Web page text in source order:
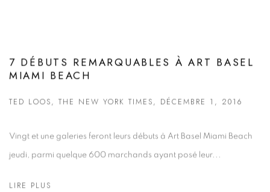
7 DÉBUTS REMARQUABLES À ART BASEL
MIAMI BEACH
TED LOOS, THE NEW YORK TIMES, DÉCEMBRE 1, 2016
Vingt et une galeries feront leurs débuts à Art Basel Miami Beach
jeudi, parmi quelque 600 marchands ayant posé leur...
LIRE PLUS